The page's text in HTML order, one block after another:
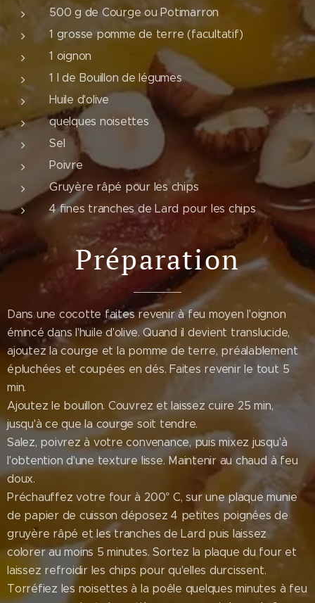
500 g de Courge ou Potimarron
1 grosse pomme de terre (facultatif)
1 oignon
1 l de Bouillon de légumes
Huile d'olive
quelques noisettes
Sel
Poivre
Gruyère râpé pour les chips
4 fines tranches de Lard pour les chips
Préparation
Dans une cocotte faites revenir à feu moyen l'oignon
émincé dans l'huile d'olive. Quand il devient translucide,
ajoutez la courge et la pomme de terre, préalablement
épluchées et coupées en dés. Faites revenir le tout 5
min.
Ajoutez le bouillon. Couvrez et laissez cuire 25 min,
jusqu'à ce que la courge soit tendre.
Salez, poivrez à votre convenance, puis mixez jusqu'à
l'obtention d'une texture lisse. Maintenir au chaud à feu
doux.
Préchauffez votre four à 200° C, sur une plaque munie
de papier de cuisson déposez 4 petites poignées de
gruyère râpé et les tranches de Lard puis laissez
colorer au moins 5 minutes. Sortez la plaque du four et
laissez refroidir les chips pour qu'elles durcissent.
Torréfiez les noisettes à la poêle quelques minutes à feu